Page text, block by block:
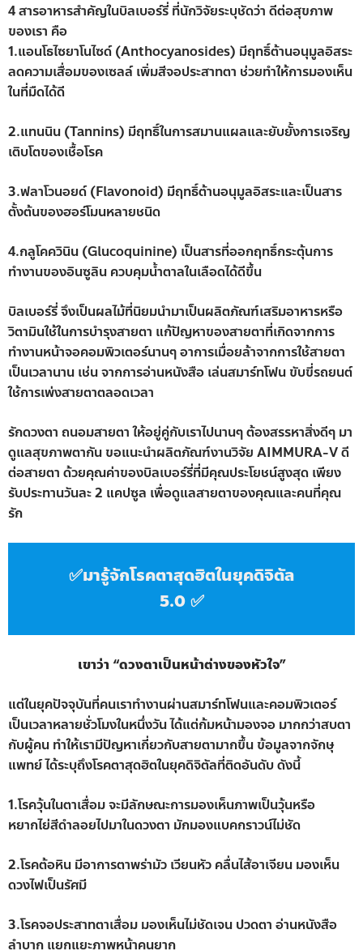
4 สารอาหารสำคัญในบิลเบอร์รี่ ที่นักวิจัยระบุชัดว่า ดีต่อสุขภาพ
ของเรา คือ
1.แอนโธไซยาโนไซด์ (Anthocyanosides) มีฤทธิ์ต้านอนุมูลอิสระ
ลดความเสื่อมของเซลล์ เพิ่มสีจอประสาทตา ช่วยทำให้การมองเห็น
ในที่มืดได้ดี
2.แทนนิน (Tannins) มีฤทธิ์ในการสมานแผลและยับยั้งการเจริญ
เติบโตของเชื้อโรค
3.ฟลาโวนอยด์ (Flavonoid) มีฤทธิ์ต้านอนุมูลอิสระและเป็นสาร
ตั้งต้นของฮอร์โมนหลายชนิด
4.กลูโคควินิน (Glucoquinine) เป็นสารที่ออกฤทธิ์กระตุ้นการ
ทำงานของอินซูลิน ควบคุมน้ำตาลในเลือดได้ดีขึ้น
บิลเบอร์รี่ จึงเป็นผลไม้ที่นิยมนำมาเป็นผลิตภัณฑ์เสริมอาหารหรือ
วิตามินใช้ในการบำรุงสายตา แก้ปัญหาของสายตาที่เกิดจากการ
ทำงานหน้าจอคอมพิวเตอร์นานๆ อาการเมื่อยล้าจากการใช้สายตา
เป็นเวลานาน เช่น จากการอ่านหนังสือ เล่นสมาร์ทโฟน ขับขี่รถยนต์
ใช้การเพ่งสายตาตลอดเวลา
รักดวงตา ถนอมสายตา ให้อยู่คู่กับเราไปนานๆ ต้องสรรหาสิ่งดีๆ มา
ดูแลสุขภาพตากัน ขอแนะนำผลิตภัณฑ์งานวิจัย AIMMURA-V ดี
ต่อสายตา ด้วยคุณค่าของบิลเบอร์รี่ที่มีคุณประโยชน์สูงสุด เพียง
รับประทานวันละ 2 แคปซูล เพื่อดูแลสายตาของคุณและคนที่คุณ
รัก
✅มารู้จักโรคตาสุดฮิตในยุคดิจิตัล
5.0 ✅
เขาว่า “ดวงตาเป็นหน้าต่างของหัวใจ”
แต่ในยุคปัจจุบันที่คนเราทำงานผ่านสมาร์ทโฟนและคอมพิวเตอร์
เป็นเวลาหลายชั่วโมงในหนึ่งวัน ได้แต่ก้มหน้ามองจอ มากกว่าสบตา
กับผู้คน ทำให้เรามีปัญหาเกี่ยวกับสายตามากขึ้น ข้อมูลจากจักษุ
แพทย์ ได้ระบุถึงโรคตาสุดฮิตในยุคดิจิตัลที่ติดอันดับ ดังนี้
1.โรควุ้นในตาเสื่อม จะมีลักษณะการมองเห็นภาพเป็นวุ้นหรือ
หยากไย่สีดำลอยไปมาในดวงตา มักมองแบคกราวน์ไม่ชัด
2.โรคต้อหิน มีอาการตาพร่ามัว เวียนหัว คลื่นไส้อาเจียน มองเห็น
ดวงไฟเป็นรัศมี
3.โรคจอประสาทตาเสื่อม มองเห็นไม่ชัดเจน ปวดตา อ่านหนังสือ
ลำบาก แยกแยะภาพหน้าคนยาก